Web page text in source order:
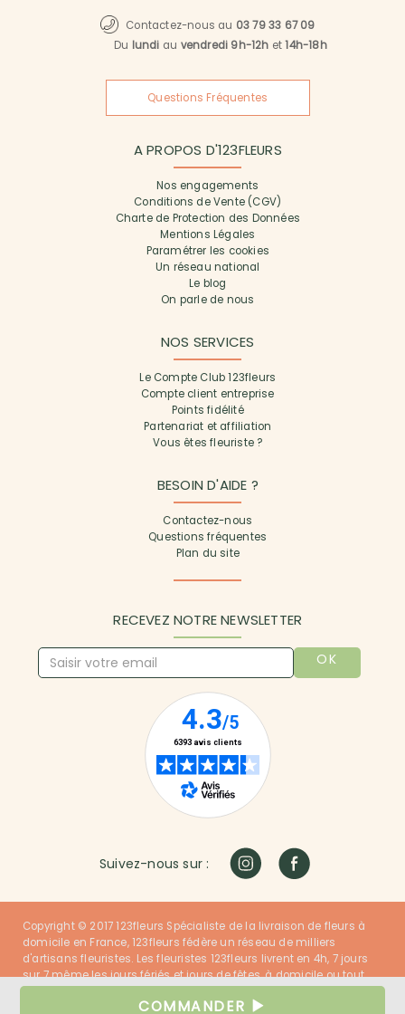
COMMANDER
Contactez-nous au 03 79 33 67 09
Du lundi au vendredi 9h-12h et14h-18h
Questions Fréquentes
A PROPOS D'123FLEURS
Nos engagements
Conditions de Vente (CGV)
Charte de Protection des Données
Mentions Légales
Paramétrer les cookies
Un réseau national
Le blog
On parle de nous
NOS SERVICES
Le Compte Club 123fleurs
Compte client entreprise
Points fidélité
Partenariat et affiliation
Vous êtes fleuriste ?
BESOIN D'AIDE ?
Contactez-nous
Questions fréquentes
Plan du site
RECEVEZ NOTRE NEWSLETTER
OK
Suivez-nous sur :
Copyright © 2017 123fleurs Spécialiste de la livraison de fleurs à
domicile en France, 123fleurs fédère un réseau de milliers
d'artisans fleuristes. Les fleuristes 123fleurs livrent en 4h, 7 jours
sur 7 même les jours fériés et jours de fêtes, à domicile ou tout
nos clients sont satisfaits !